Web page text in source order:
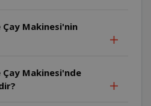
Çay Makinesi'nin
Çay Makinesi'nde